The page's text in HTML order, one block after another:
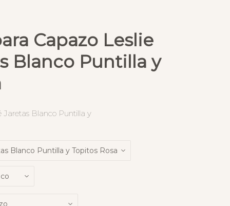
Capazo Leslie
Blanco Puntilla y
Jaretas Blanco Puntilla y